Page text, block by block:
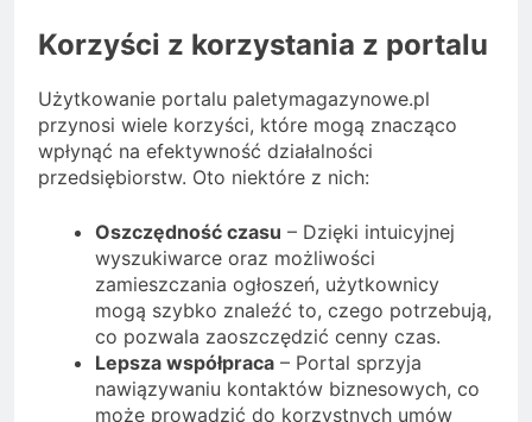
Korzyści z korzystania z portalu
Użytkowanie portalu paletymagazynowe.pl
przynosi wiele korzyści, które mogą znacząco
wpłynąć na efektywność działalności
przedsiębiorstw. Oto niektóre z nich:
Oszczędność czasu – Dzięki intuicyjnej
wyszukiwarce oraz możliwości
zamieszczania ogłoszeń, użytkownicy
mogą szybko znaleźć to, czego potrzebują,
co pozwala zaoszczędzić cenny czas.
Lepsza współpraca – Portal sprzyja
nawiązywaniu kontaktów biznesowych, co
może prowadzić do korzystnych umów